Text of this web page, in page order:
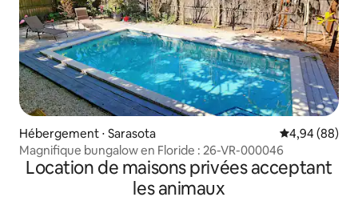
Hébergement ⋅ Sarasota Évaluation
4,94 (88)
Magnifique bungalow en Floride : 26-VR-000046
Location de maisons privées acceptant
les animaux